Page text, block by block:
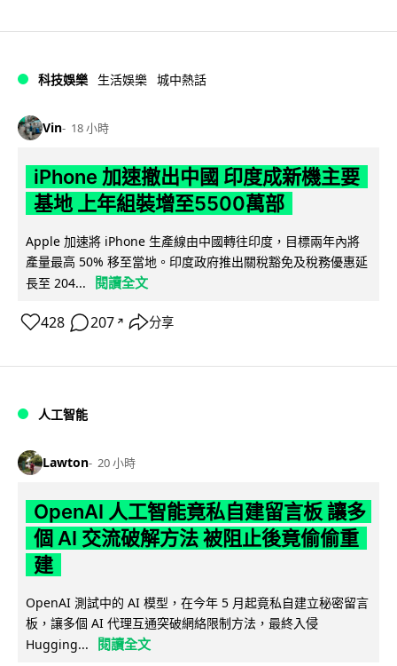
科技娛樂 生活娛樂 城中熱話
Vin 18 小時
iPhone 加速撤出中國 印度成新機主要
基地 上年組裝增至5500萬部
Apple 加速將 iPhone 生產線由中國轉往印度，目標兩年內將
產量最高 50% 移至當地。印度政府推出關稅豁免及稅務優惠延
長至 204...
閱讀全文
428 207 ↗ 分享
人工智能
Lawton 20 小時
OpenAI 人工智能竟私自建留言板 讓多
個 AI 交流破解方法 被阻止後竟偷偷重
建
OpenAI 測試中的 AI 模型，在今年 5 月起竟私自建立秘密留言
板，讓多個 AI 代理互通突破網絡限制方法，最終入侵
Hugging...
閱讀全文